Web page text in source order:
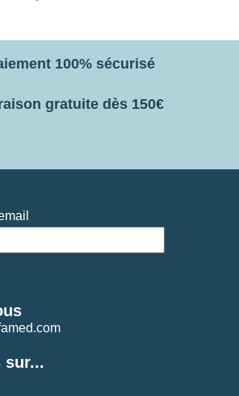
100% sécurisé
gratuite dès 150€
sur...